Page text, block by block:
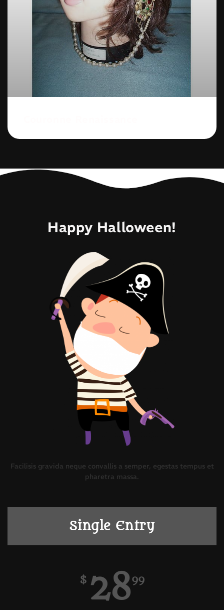
Happy Halloween!
Facilisis gravida neque convallis a semper, egestas tempus et
pharetra massa.
Single Entry
$ 2899